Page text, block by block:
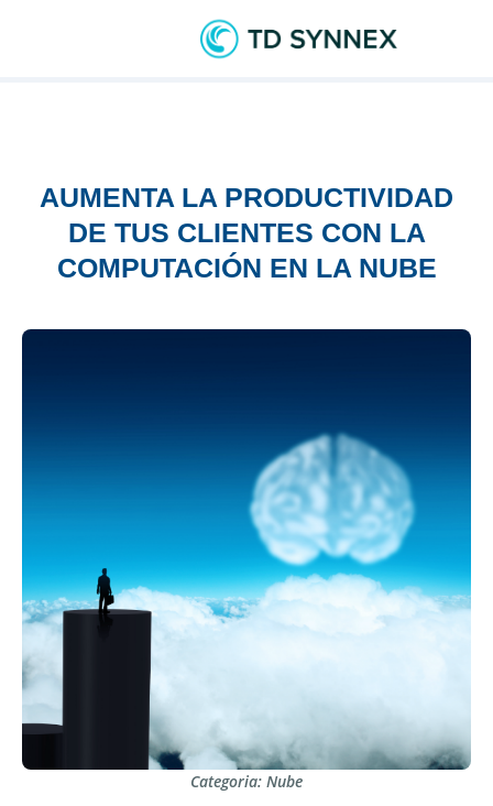
AUMENTA LA PRODUCTIVIDAD
DE TUS CLIENTES CON LA
COMPUTACIÓN EN LA NUBE
Categoria: Nube